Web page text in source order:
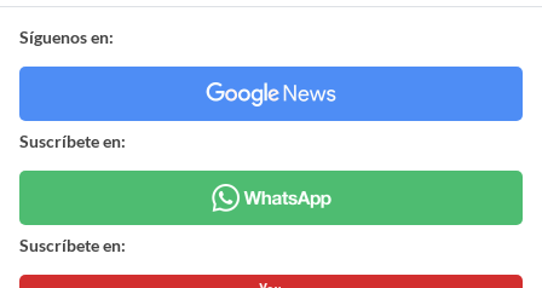
Síguenos en:
Suscríbete en:
Suscríbete en: